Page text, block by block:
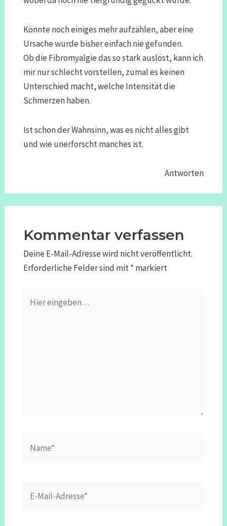
Könnte noch einiges mehr aufzählen, aber eine
Ursache wurde bisher einfach nie gefunden.
Ob die Fibromyalgie das so stark auslöst, kann ich
mir nur schlecht vorstellen, zumal es keinen
Unterschied macht, welche Intensität die
Schmerzen haben.
Ist schon der Wahnsinn, was es nicht alles gibt
und wie unerforscht manches ist.
Antworten
Kommentar verfassen
Deine E-Mail-Adresse wird nicht veröffentlicht.
Erforderliche Felder sind mit* markiert
eingeben…
Mail-